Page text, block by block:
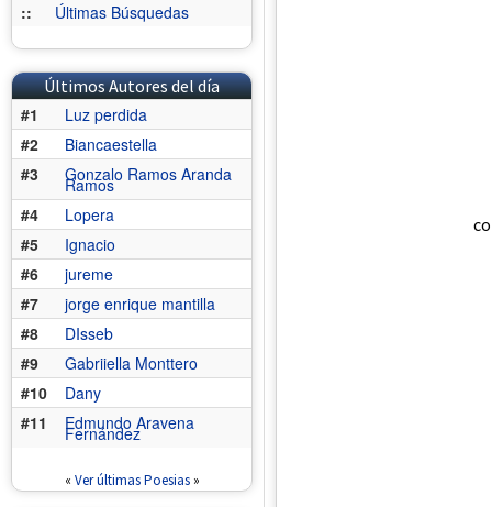
::
Últimas Búsquedas
Últimos Autores del día
#1
Luz perdida
#2
Biancaestella
#3
Gonzalo Ramos Aranda
Ramos
#4
Lopera
#5
Ignacio
#6
jureme
#7
jorge enrique mantilla
#8
DIsseb
#9
Gabriiella Monttero
#10
Dany
#11
Edmundo Aravena
Fernández
« Ver últimas Poesias»